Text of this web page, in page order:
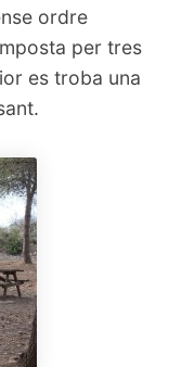
ordre
per tres
es troba una